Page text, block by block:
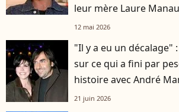
leur mère Laure
12 mai 2026
"Il y a eu un décalage"
sur ce qui a fini par
histoire avec André
21 juin 2026